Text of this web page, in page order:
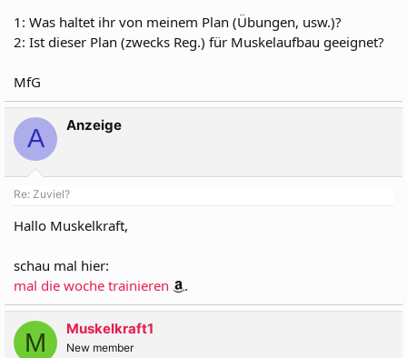
1: Was haltet ihr von meinem Plan (Übungen, usw.)?
2: Ist dieser Plan (zwecks Reg.) für Muskelaufbau geeignet?
MfG
A Anzeige
Re: Zuviel?
Hallo Muskelkraft,
schau mal hier:
mal die woche trainieren
.
M Muskelkraft1
New member